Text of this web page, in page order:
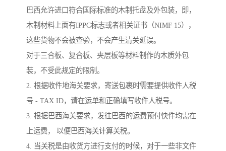
巴西允许进口符合国际标准的木制托盘及外包装，即，
木制材料上面有IPPC标志或者相关证书（NIMF 15），
这些货物不会被查验，不会产生清关延误。
对于三合板、复合板、夹层板等材料制作的木质外包
装，不受此规定的限制。
2. 根据收件地海关要求，寄送包裹时需要提供收件人税
号 - TAX ID，请在运单和正确填写收件人税号。
3. 根据巴西海关要求，发往巴西的运费预付快件均需在
上运费， 以便巴西海关计算关税。
4. 当关税是由收货方进行支付的时候，对于一些非文件